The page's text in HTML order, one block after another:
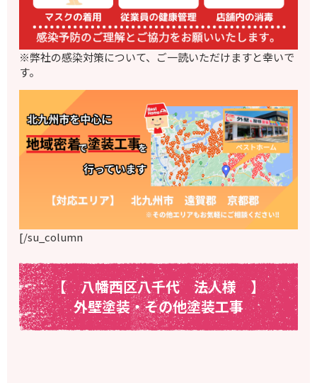
※弊社の感染対策について、ご一読いただけますと幸いで
す。
[/su_column
【 八幡西区八千代 法人様】
外壁塗装・その他塗装工事